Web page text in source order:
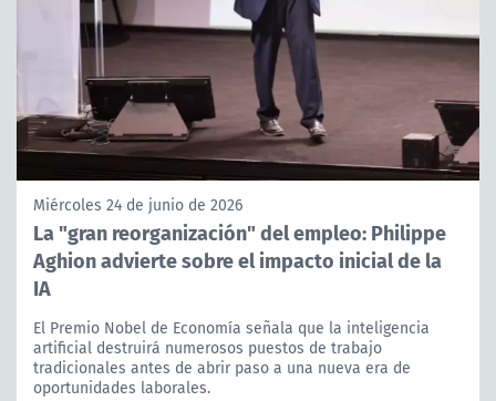
Miércoles 24 de junio de 2026
La "gran reorganización" del empleo: Philippe
Aghion advierte sobre el impacto inicial de la
IA
El Premio Nobel de Economía señala que la inteligencia
artificial destruirá numerosos puestos de trabajo
tradicionales antes de abrir paso a una nueva era de
oportunidades laborales.